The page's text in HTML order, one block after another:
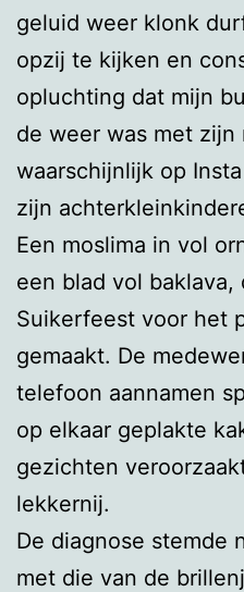
geluid weer klonk
opzij te kijken en
opluchting dat mijn
de weer was met
waarschijnlijk op
zijn
Een moslima in vol
een blad vol
Suikerfeest voor het
gemaakt. De
telefoon aannamen
op elkaar geplakte
gezichten
lekkernij.
De diagnose stemde
met die van de